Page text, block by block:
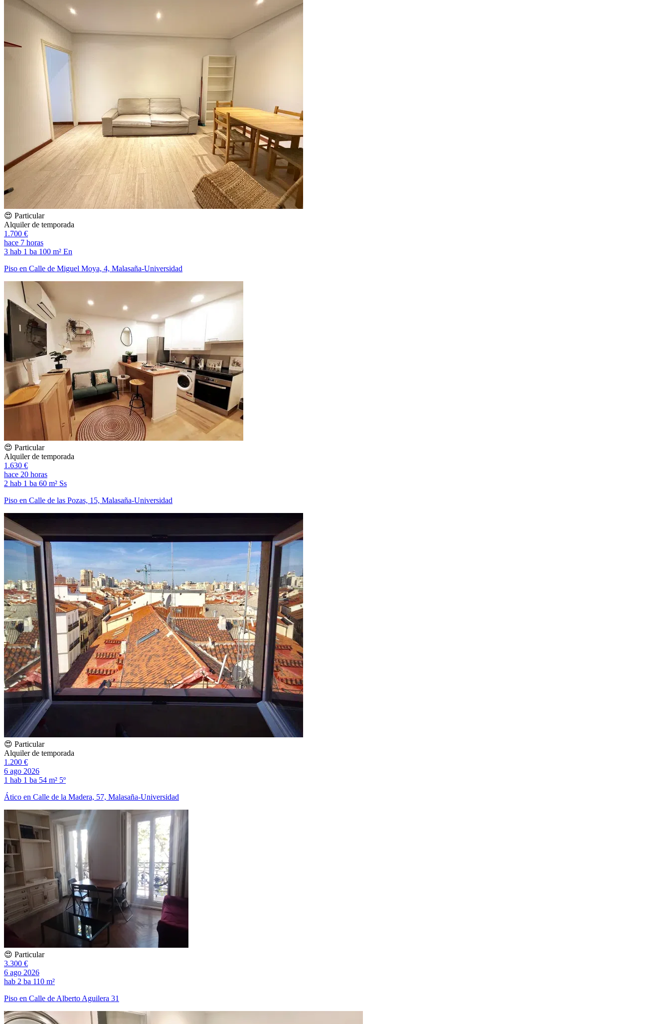
😍 Particular
Alquiler de temporada
1.700 €
hace 7 horas
3 hab 1 ba 100 m² En
Piso en Calle de Miguel Moya, 4, Malasaña-Universidad
😍 Particular
Alquiler de temporada
1.630 €
hace 20 horas
2 hab 1 ba 60 m² Ss
Piso en Calle de las Pozas, 15, Malasaña-Universidad
😍 Particular
Alquiler de temporada
1.200 €
6 ago 2026
1 hab 1 ba 54 m² 5º
Ático en Calle de la Madera, 57, Malasaña-Universidad
😍 Particular
3.300 €
6 ago 2026
hab 2 ba 110 m²
Piso en Calle de Alberto Aguilera 31